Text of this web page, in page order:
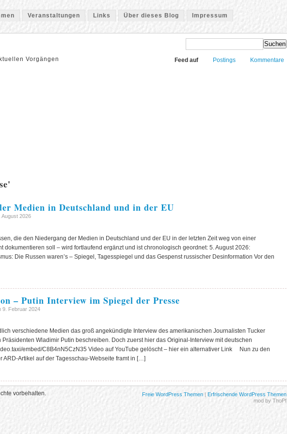
Veranstaltungen Links Über dieses Blog
Impressum
Vorgängen Feed auf Postings Kommentare
Medien in Deutschland und in der EU
August 2026
die den Niedergang der Medien in Deutschland und der EU in der letzten Zeit weg von einer
dokumentieren soll – wird fortlaufend ergänzt und ist chronologisch geordnet: 5. August 2026:
Die Russen waren’s – Spiegel, Tagesspiegel und das Gespenst russischer Desinformation Vor den
– Putin Interview im Spiegel der Presse
9. Februar 2024
verschiedene Medien das groß angekündigte Interview des amerikanischen Journalisten Tucker
Wladimir Putin beschreiben. Doch zuerst hier das Original-Interview mit deutschen
embed/C8B4nN5CzN35 Video auf YouTube gelöscht – hier ein alternativer Link Nun zu den
ARD-Artikel auf der Tagesschau-Webseite framt in […]
vorbehalten.
Freie WordPress Themen | Erfrischende WordPress Themen
mod by ThoPf